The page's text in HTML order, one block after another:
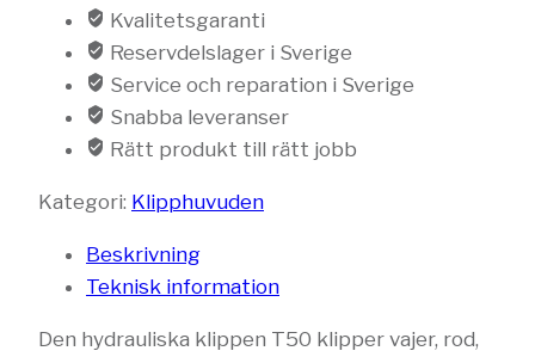
Kvalitetsgaranti
Reservdelslager i Sverige
Service och reparation i Sverige
Snabba leveranser
Rätt produkt till rätt jobb
Kategori: Klipphuvuden
Beskrivning
Teknisk information
Den hydrauliska klippen T50 klipper vajer, rod,